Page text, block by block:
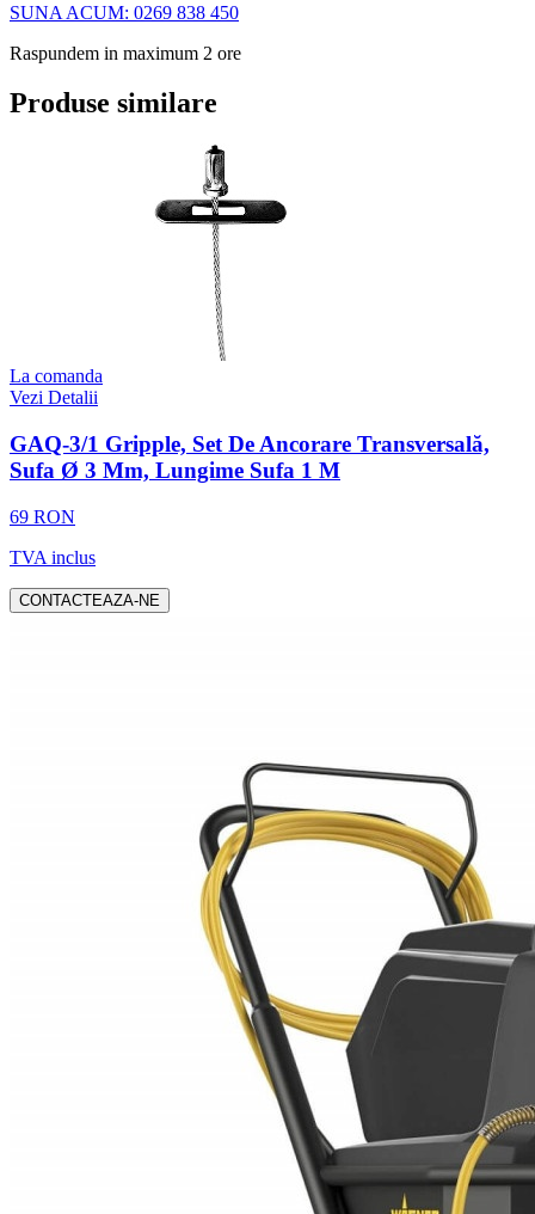
SUNA ACUM: 0269 838 450
Raspundem in maximum 2 ore
Produse similare
La comanda
Vezi Detalii
GAQ-3/1 Gripple, Set De Ancorare Transversală,
Sufa Ø 3 Mm, Lungime Sufa 1 M
69 RON
TVA inclus
CONTACTEAZA-NE